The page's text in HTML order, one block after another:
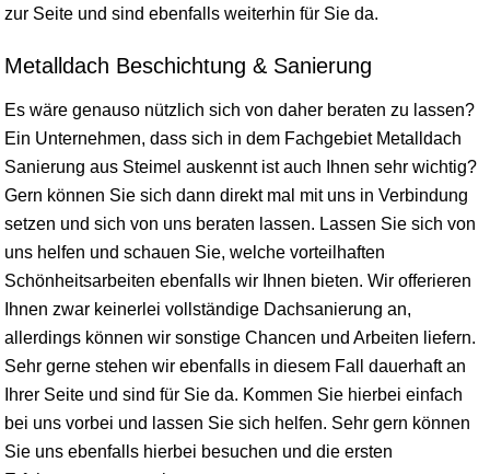
zur Seite und sind ebenfalls weiterhin für Sie da.
Metalldach Beschichtung & Sanierung
Es wäre genauso nützlich sich von daher beraten zu lassen?
Ein Unternehmen, dass sich in dem Fachgebiet Metalldach
Sanierung aus Steimel auskennt ist auch Ihnen sehr wichtig?
Gern können Sie sich dann direkt mal mit uns in Verbindung
setzen und sich von uns beraten lassen. Lassen Sie sich von
uns helfen und schauen Sie, welche vorteilhaften
Schönheitsarbeiten ebenfalls wir Ihnen bieten. Wir offerieren
Ihnen zwar keinerlei vollständige Dachsanierung an,
allerdings können wir sonstige Chancen und Arbeiten liefern.
Sehr gerne stehen wir ebenfalls in diesem Fall dauerhaft an
Ihrer Seite und sind für Sie da. Kommen Sie hierbei einfach
bei uns vorbei und lassen Sie sich helfen. Sehr gern können
Sie uns ebenfalls hierbei besuchen und die ersten